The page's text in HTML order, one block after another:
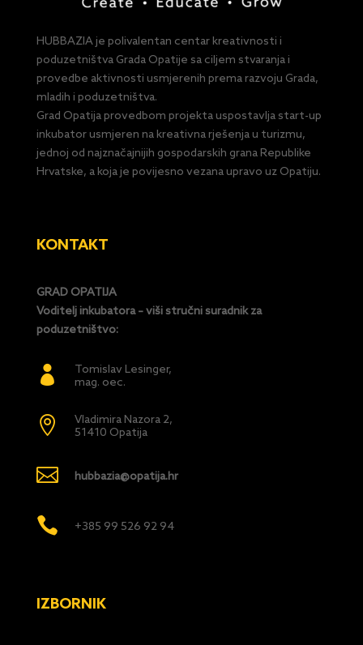
HUBBAZIA je polivalentan centar kreativnosti i
poduzetništva Grada Opatije sa ciljem stvaranja i
provedbe aktivnosti usmjerenih prema razvoju Grada,
mladih i poduzetništva.
Grad Opatija provedbom projekta uspostavlja start-up
inkubator usmjeren na kreativna rješenja u turizmu,
jednoj od najznačajnijih gospodarskih grana Republike
Hrvatske, a koja je povijesno vezana upravo uz Opatiju.
KONTAKT
GRAD OPATIJA
Voditelj inkubatora – viši stručni suradnik za
poduzetništvo:

Tomislav Lesinger,
mag. oec.

Vladimira Nazora 2,
51410 Opatija
 hubbazia@opatija.hr
 +385 99 526 92 94
IZBORNIK